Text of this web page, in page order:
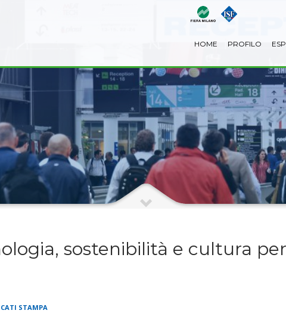
HOME PROFILO
sostenibilità e cultura
STAMPA